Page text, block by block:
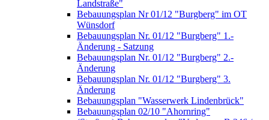
Landstraße"
Bebauungsplan Nr 01/12 "Burgberg" im OT
Wünsdorf
Bebauungsplan Nr. 01/12 "Burgberg" 1.-
Änderung - Satzung
Bebauungsplan Nr. 01/12 "Burgberg" 2.-
Änderung
Bebauungsplan Nr. 01/12 "Burgberg" 3.
Änderung
Bebauungsplan "Wasserwerk Lindenbrück"
Bebauungsplan 02/10 "Ahornring"